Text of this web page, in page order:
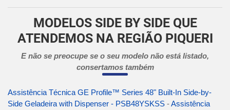
MODELOS SIDE BY SIDE QUE
ATENDEMOS NA REGIÃO PIQUERI
E não se preocupe se o seu modelo não está listado,
consertamos também
Assistência Técnica GE Profile™ Series 48" Built-In Side-by-
Side Geladeira with Dispenser - PSB48YSKSS -Assistência